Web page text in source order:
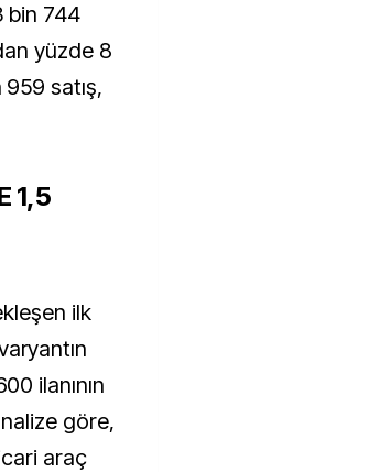
bin 744
yüzde 8
satış,
1,5
ilk
ilanının
göre,
araç